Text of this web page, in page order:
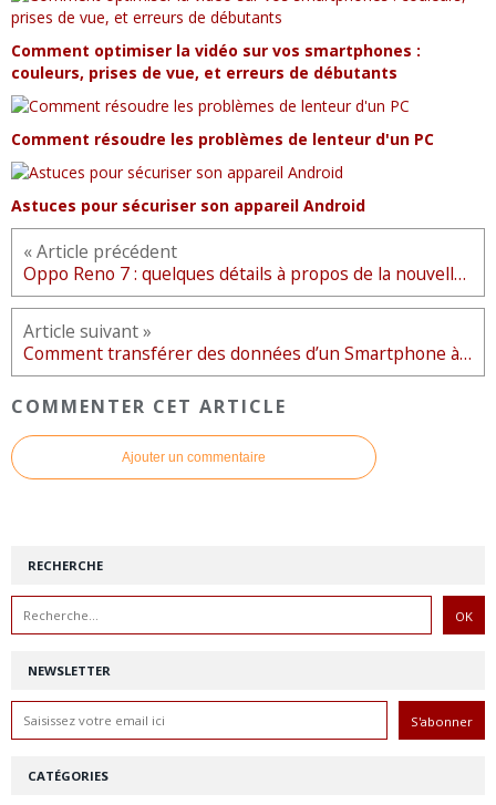
Comment optimiser la vidéo sur vos smartphones :
couleurs, prises de vue, et erreurs de débutants
Comment résoudre les problèmes de lenteur d'un PC
Astuces pour sécuriser son appareil Android
« Article précédent
Oppo Reno 7 : quelques détails à propos de la nouvelle série d'appareils
Article suivant »
Comment transférer des données d’un Smartphone à un autre ?
COMMENTER CET ARTICLE
Ajouter un commentaire
NEWSLETTER
RECHERCHE
CATÉGORIES